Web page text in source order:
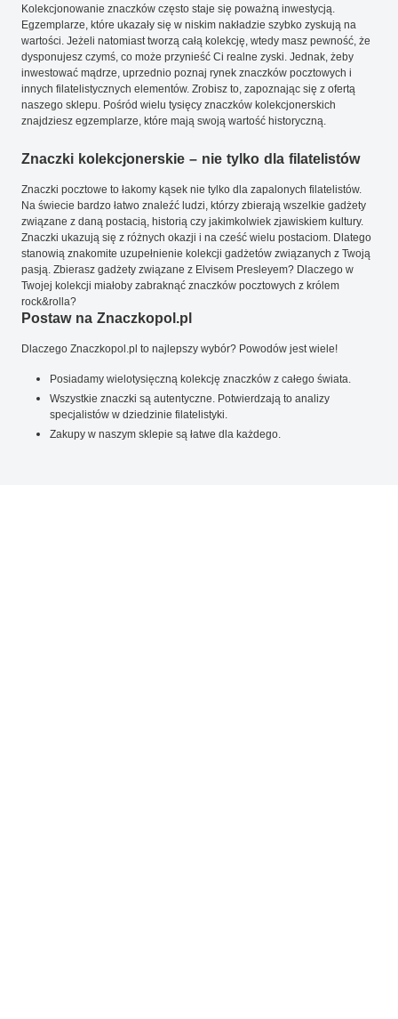
Kolekcjonowanie znaczków często staje się poważną inwestycją.
Egzemplarze, które ukazały się w niskim nakładzie szybko zyskują na
wartości. Jeżeli natomiast tworzą całą kolekcję, wtedy masz pewność, że
dysponujesz czymś, co może przynieść Ci realne zyski. Jednak, żeby
inwestować mądrze, uprzednio poznaj rynek znaczków pocztowych i
innych filatelistycznych elementów. Zrobisz to, zapoznając się z ofertą
naszego sklepu. Pośród wielu tysięcy znaczków kolekcjonerskich
znajdziesz egzemplarze, które mają swoją wartość historyczną.
Znaczki kolekcjonerskie – nie tylko dla filatelistów
Znaczki pocztowe to łakomy kąsek nie tylko dla zapalonych filatelistów.
Na świecie bardzo łatwo znaleźć ludzi, którzy zbierają wszelkie gadżety
związane z daną postacią, historią czy jakimkolwiek zjawiskiem kultury.
Znaczki ukazują się z różnych okazji i na cześć wielu postaciom. Dlatego
stanowią znakomite uzupełnienie kolekcji gadżetów związanych z Twoją
pasją. Zbierasz gadżety związane z Elvisem Presleyem? Dlaczego w
Twojej kolekcji miałoby zabraknąć znaczków pocztowych z królem
rock&rolla?
Postaw na Znaczkopol.pl
Dlaczego Znaczkopol.pl to najlepszy wybór? Powodów jest wiele!
Posiadamy wielotysięczną kolekcję znaczków z całego świata.
Wszystkie znaczki są autentyczne. Potwierdzają to analizy
specjalistów w dziedzinie filatelistyki.
Zakupy w naszym sklepie są łatwe dla każdego.